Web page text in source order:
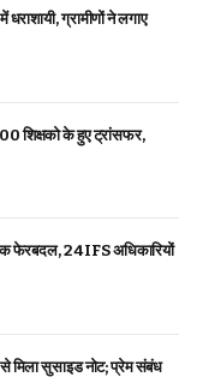
धराशायी, ग्रामीणों ने लगाए
शिक्षको के हुए ट्रांसफर,
फेरबदल, 24 IFS अधिकारियों
मिला सुसाइड नोट; प्रेम संबंध